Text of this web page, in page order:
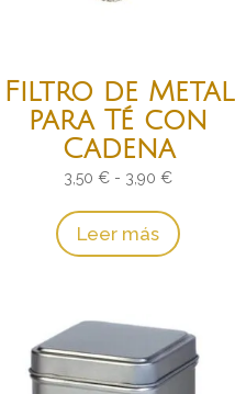
Filtro de Metal
para Té con
Cadena
3,50€ - 3,90€Rango
precios:
3,90 €
Leer más